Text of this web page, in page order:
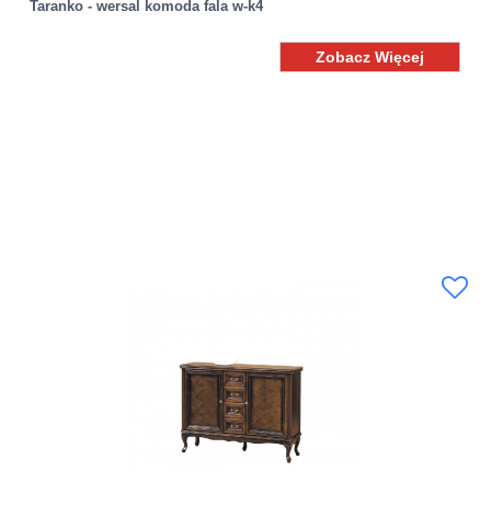
Taranko - wersal komoda fala w-k4
Zobacz Więcej